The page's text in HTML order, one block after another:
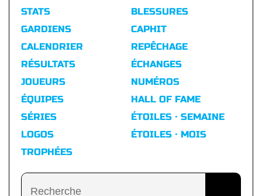
STATS
GARDIENS
CALENDRIER
RÉSULTATS
BLESSURES
CAPHIT
REPÊCHAGE
ÉCHANGES
JOUEURS
ÉQUIPES
SÉRIES
LOGOS
TROPHÉES
NUMÉROS
HALL OF FAME
ÉTOILES · SEMAINE
ÉTOILES · MOIS